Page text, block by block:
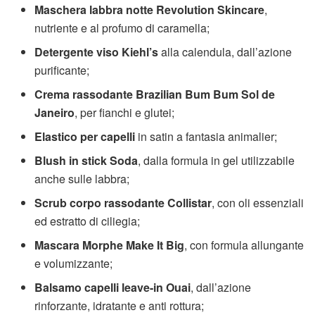
Maschera labbra notte Revolution Skincare,
nutriente e al profumo di caramella;
Detergente viso Kiehl’salla calendula, dall’azione
purificante;
Crema rassodante Brazilian Bum Bum Sol de
Janeiro, per fianchi e glutei;
Elastico per capelli in satin a fantasia animalier;
Blush in stick Soda, dalla formula in gel utilizzabile
anche sulle labbra;
Scrub corpo rassodante Collistar, con oli essenziali
ed estratto di ciliegia;
Mascara Morphe Make It Big, con formula allungante
e volumizzante;
Balsamo capelli leave-in Ouai, dall’azione
rinforzante, idratante e anti rottura;